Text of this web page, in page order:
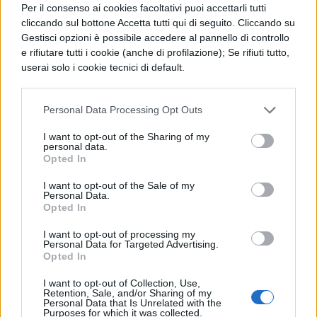
Per il consenso ai cookies facoltativi puoi accettarli tutti
cliccando sul bottone Accetta tutti qui di seguito. Cliccando su
Gestisci opzioni è possibile accedere al pannello di controllo
e rifiutare tutti i cookie (anche di profilazione); Se rifiuti tutto,
userai solo i cookie tecnici di default.
Personal Data Processing Opt Outs
I want to opt-out of the Sharing of my
personal data.
Opted In
I want to opt-out of the Sale of my
Personal Data.
Opted In
I want to opt-out of processing my
Personal Data for Targeted Advertising.
Opted In
I want to opt-out of Collection, Use,
Retention, Sale, and/or Sharing of my
Personal Data that Is Unrelated with the
Purposes for which it was collected.
della perfidia di Bocco, intima a
Voluce, in
non credere a un
tradimento; gli assicura che ciò è dovuto
piuttosto all'astuzia di Giugurta,
che evidentemente era stato informato
della loro marcia dai suoi esploratori. Del